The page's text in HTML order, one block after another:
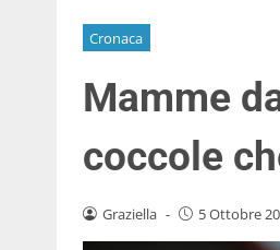
Cronaca
Mamme
coccole
Graziella - 5 Ottobre